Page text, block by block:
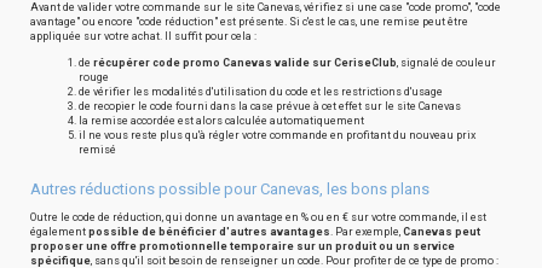
Avant de valider votre commande sur le site Canevas, vérifiez si une case "code promo", "code
avantage" ou encore "code réduction" est présente. Si c'est le cas, une remise peut être
appliquée sur votre achat. Il suffit pour cela :
de récupérer code promo Canevas valide sur CeriseClub, signalé de couleur
rouge
de vérifier les modalités d'utilisation du code et les restrictions d'usage
de recopier le code fourni dans la case prévue à cet effet sur le site Canevas
la remise accordée est alors calculée automatiquement
il ne vous reste plus qu'à régler votre commande en profitant du nouveau prix
remisé
Autres réductions possible pour Canevas, les bons plans
Outre le code de réduction, qui donne un avantage en % ou en € sur votre commande, il est
également possible de bénéficier d'autres avantages. Par exemple, Canevas peut
proposer une offre promotionnelle temporaire sur un produit ou un service
spécifique, sans qu'il soit besoin de renseigner un code. Pour profiter de ce type de promo :